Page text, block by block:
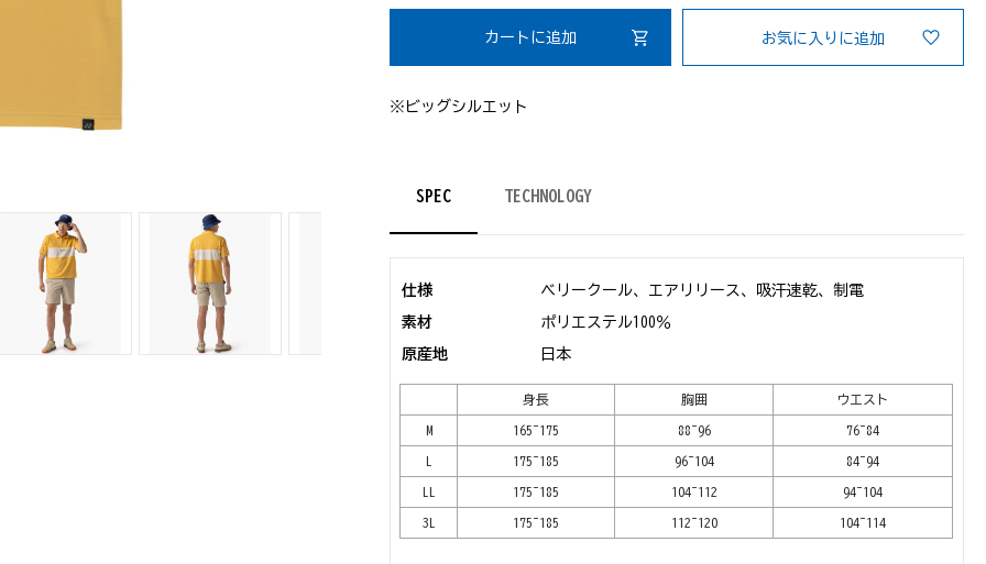
カートに追加 お気に入りに追加
※ビッグシルエット
SPEC TECHNOLOGY
仕様 ベリークール、エアリリース、吸汗速乾、制電
素材 ポリエステル100％
原産地 日本
身長 胸囲 ウエスト
M 165~175 88~96 76~84
175~185 96~104 84~94
175~185 104~112 94~104
3L 175~185 112~120 104~114